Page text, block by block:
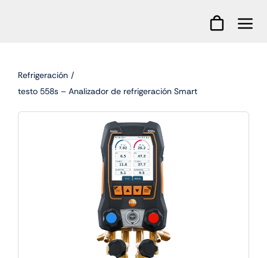
Refrigeración
testo 558s – Analizador de refrigeración Smart